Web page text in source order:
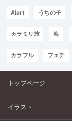
AIart うちの子
カラミリ旅 海
カラフル フェチ
トップページ
イラスト